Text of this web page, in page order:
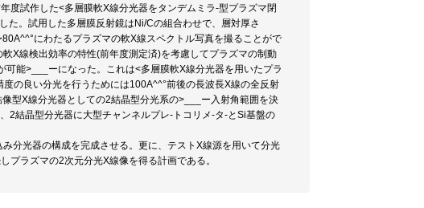
度試作した<多層膜軟X線分光器をタンデムミラ-型プラズマ閉
た。試用した多層膜反射鏡はNi/Cの組合わせで、層対厚さ
にわたるプラズマの軟X線スペクトル写真を撮ることがで
X線検出効率の特性(前年度測定済)を考慮してプラズマの制動
能>___ーになった。これは<多層膜軟X線分光器を用いたプラ
の良い分光を行うためには100A^^°前後の長波長X線の全反射
型X線分光器としての2結晶型分光系の>___ー入射角範囲を決
2結晶型分光器に大型チャンネルプレ-トコリメ-タ-とSi基盤の
分光器の構成を完成させる。更に、テストX線源を用いて分光
プラズマの2次元分光X線像を得る計画である。